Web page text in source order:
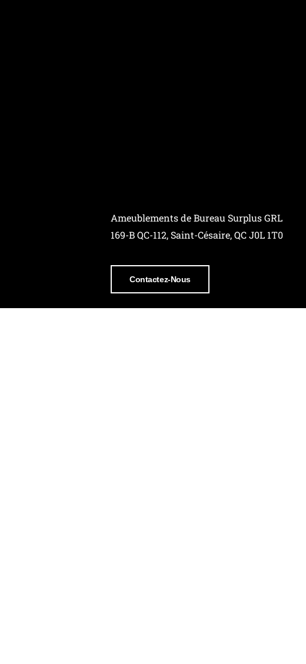
Ameublements de Bureau Surplus GRL
169-B QC-112, Saint-Césaire, QC J0L 1T0
Contactez-Nous